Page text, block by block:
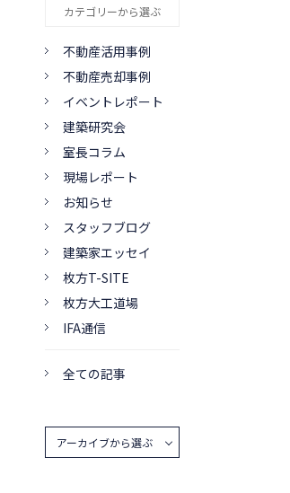
カテゴリーから選ぶ
不動産活用事例
不動産売却事例
イベントレポート
建築研究会
室長コラム
現場レポート
お知らせ
スタッフブログ
建築家エッセイ
枚方T-SITE
枚方大工道場
IFA通信
全ての記事
アーカイブから選ぶ